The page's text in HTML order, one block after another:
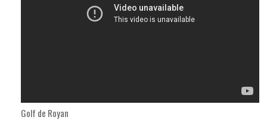
Golf de Royan